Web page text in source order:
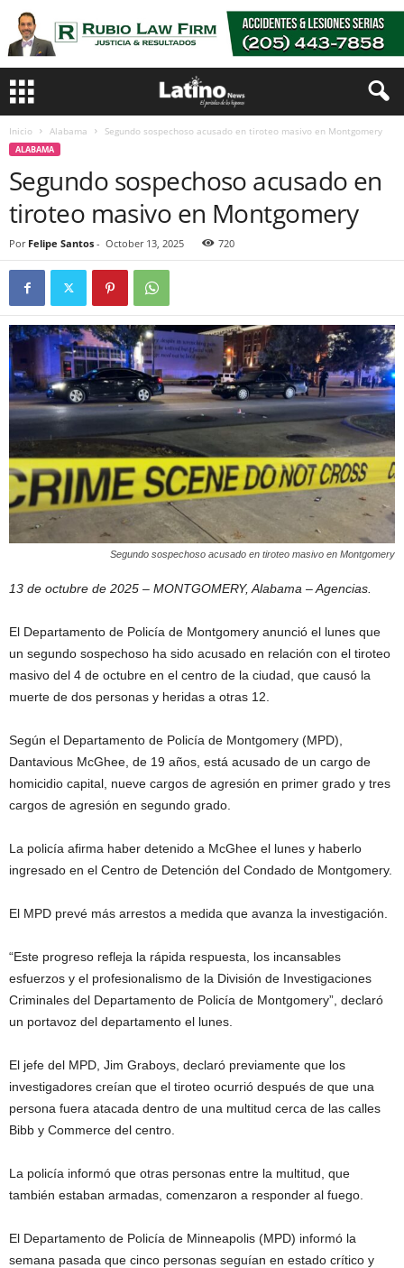
Inicio Alabama Segundo sospechoso acusado en tiroteo masivo en Montgomery
ALABAMA
Segundo sospechoso acusado en
tiroteo masivo en Montgomery
Por Felipe Santos - October 13, 2025 720
Segundo sospechoso acusado en tiroteo masivo en Montgomery
13 de octubre de 2025 – MONTGOMERY, Alabama – Agencias.
El Departamento de Policía de Montgomery anunció el lunes que
un segundo sospechoso ha sido acusado en relación con el tiroteo
masivo del 4 de octubre en el centro de la ciudad, que causó la
muerte de dos personas y heridas a otras 12.
Según el Departamento de Policía de Montgomery (MPD),
Dantavious McGhee, de 19 años, está acusado de un cargo de
homicidio capital, nueve cargos de agresión en primer grado y tres
cargos de agresión en segundo grado.
La policía afirma haber detenido a McGhee el lunes y haberlo
ingresado en el Centro de Detención del Condado de Montgomery.
El MPD prevé más arrestos a medida que avanza la investigación.
“Este progreso refleja la rápida respuesta, los incansables
esfuerzos y el profesionalismo de la División de Investigaciones
Criminales del Departamento de Policía de Montgomery”, declaró
un portavoz del departamento el lunes.
El jefe del MPD, Jim Graboys, declaró previamente que los
investigadores creían que el tiroteo ocurrió después de que una
persona fuera atacada dentro de una multitud cerca de las calles
Bibb y Commerce del centro.
La policía informó que otras personas entre la multitud, que
también estaban armadas, comenzaron a responder al fuego.
El Departamento de Policía de Minneapolis (MPD) informó la
semana pasada que cinco personas seguían en estado crítico y